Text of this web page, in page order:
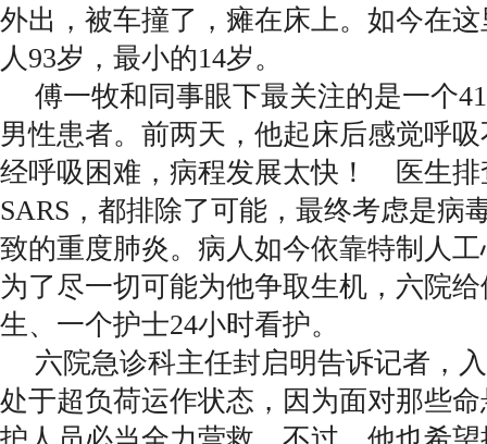
外出，被车撞了，瘫在床上。如今在
人93岁，最小的14岁。
傅一牧和同事眼下最关注的是一个
男性患者。前两天，他起床后感觉呼
经呼吸困难，病程发展太快！ 医生排
SARS，都排除了可能，最终考虑是病
致的重度肺炎。病人如今依靠特制人
为了尽一切可能为他争取生机，六院
生、一个护士24小时看护。
六院急诊科主任封启明告诉记者，
处于超负荷运作状态，因为面对那些